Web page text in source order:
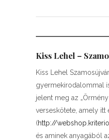
Kiss Lehel –
Kiss Lehel
gyermekirodalommal
jelent meg az
verseskötete, amely itt
(http://
és aminek anyagából